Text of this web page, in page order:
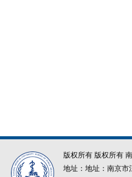
版权所有 版权所有
地址：地址：南京